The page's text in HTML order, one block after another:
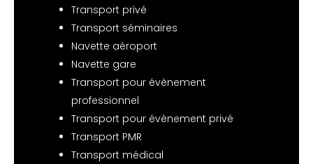
Transport privé
Transport séminaires
Navette aéroport
Navette gare
Transport pour évènement
professionnel
Transport pour évènement privé
Transport PMR
Transport médical